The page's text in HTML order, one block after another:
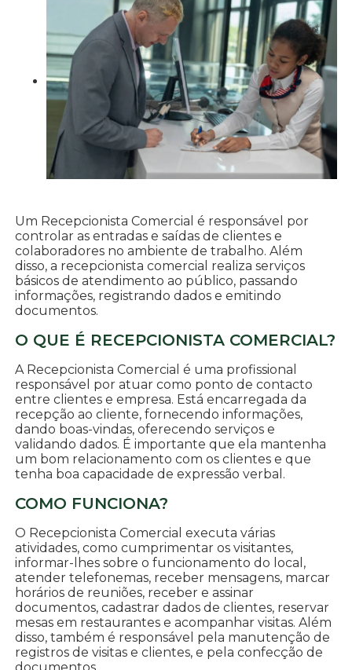
Um Recepcionista Comercial é responsável por
controlar as entradas e saídas de clientes e
colaboradores no ambiente de trabalho. Além
disso, a recepcionista comercial realiza serviços
básicos de atendimento ao público, passando
informações, registrando dados e emitindo
documentos.
O QUE É RECEPCIONISTA COMERCIAL?
A Recepcionista Comercial é uma profissional
responsável por atuar como ponto de contacto
entre clientes e empresa. Está encarregada da
recepção ao cliente, fornecendo informações,
dando boas-vindas, oferecendo serviços e
validando dados. É importante que ela mantenha
um bom relacionamento com os clientes e que
tenha boa capacidade de expressão verbal.
COMO FUNCIONA?
O Recepcionista Comercial executa várias
atividades, como cumprimentar os visitantes,
informar-lhes sobre o funcionamento do local,
atender telefonemas, receber mensagens, marcar
horários de reuniões, receber e assinar
documentos, cadastrar dados de clientes, reservar
mesas em restaurantes e acompanhar visitas. Além
disso, também é responsável pela manutenção de
registros de visitas e clientes, e pela confecção de